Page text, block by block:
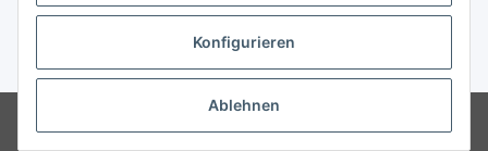
Konfigurieren
Ablehnen
* Alle Preise inkl. gesetzlicher USt., ** siehe Lieferbedingungen, zzgl.
Versand
Endkunden und Wiederverkäufer